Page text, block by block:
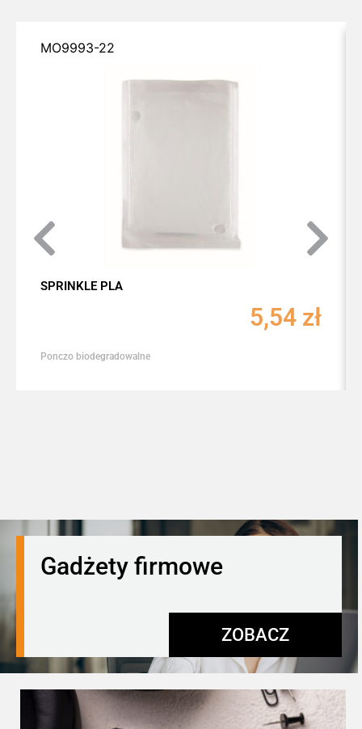
MO9993-22
SPRINKLE PLA
5,54 zł
Ponczo biodegradowalne
Gadżety firmowe
ZOBACZ